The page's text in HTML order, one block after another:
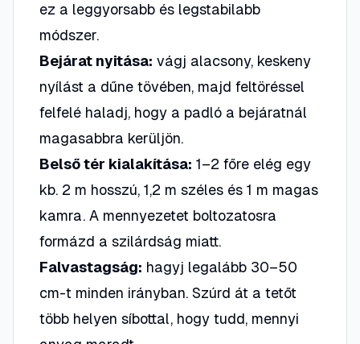
ez a leggyorsabb és legstabilabb
módszer.
Bejárat nyitása: vágj alacsony, keskeny
nyílást a dűne tövében, majd feltöréssel
felfelé haladj, hogy a padló a bejáratnál
magasabbra kerüljön.
Belső tér kialakítása: 1–2 főre elég egy
kb. 2 m hosszú, 1,2 m széles és 1 m magas
kamra. A mennyezetet boltozatosra
formázd a szilárdság miatt.
Falvastagság: hagyj legalább 30–50
cm-t minden irányban. Szúrd át a tetőt
több helyen síbottal, hogy tudd, mennyi